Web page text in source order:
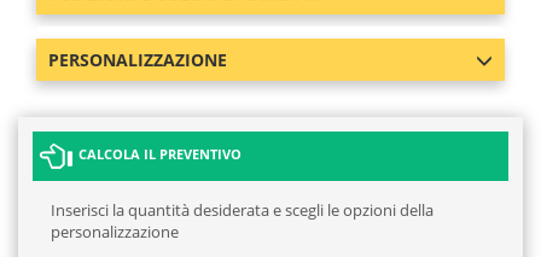
PERSONALIZZAZIONE
CALCOLA IL PREVENTIVO
Inserisci la quantità desiderata e scegli le opzioni della
personalizzazione